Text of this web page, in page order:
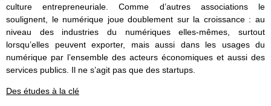
culture entrepreneuriale. Comme d’autres associations le
soulignent, le numérique joue doublement sur la croissance : au
niveau des industries du numériques elles-mêmes, surtout
lorsqu’elles peuvent exporter, mais aussi dans les usages du
numérique par l’ensemble des acteurs économiques et aussi des
services publics. Il ne s’agit pas que des startups.
Des études à la clé